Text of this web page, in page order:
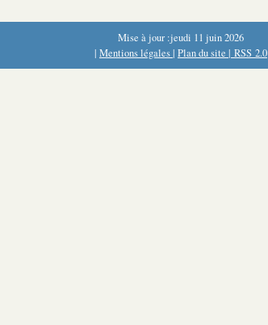
Mise à jour :jeudi 11 juin 2026
| Mentions légales| Plan du site | RSS 2.0